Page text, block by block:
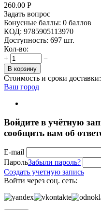
260.00 Р
Задать вопрос
Бонусные баллы: 0 баллов
КОД: 9785905113970
Доступность: 697 шт.
Кол-во:
+
−
В корзину
Стоимость и сроки доставки:
Ваш город
Войдите в учётную
сообщить вам об
E-mail
ПарольЗабыли пароль?
Создать учетную запись
Войти через соц. сеть: